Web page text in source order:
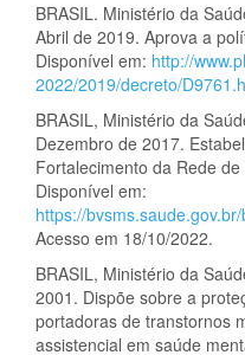
BRASIL. Ministério da
Abril de 2019. Aprova a
Disponível em: http://
2022/2019/decreto/
BRASIL, Ministério da
Dezembro de 2017.
Fortalecimento da Rede
Disponível em:
https://
Acesso em 18/10/2022.
BRASIL, Ministério da
2001. Dispõe sobre a
portadoras de transtornos
assistencial em saúde